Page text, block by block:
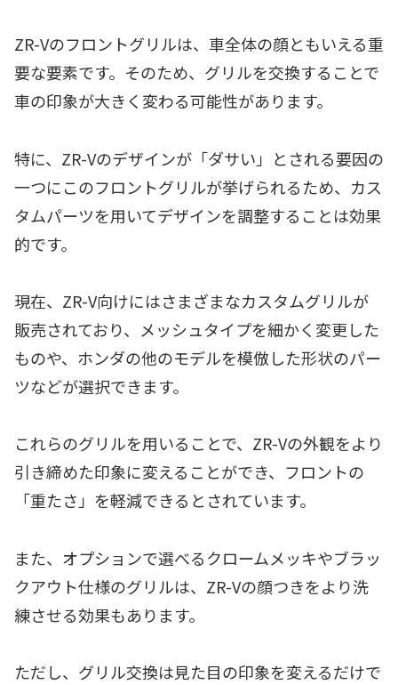
ZR-Vのフロントグリルは、車全体の顔ともいえる重
要な要素です。そのため、グリルを交換することで
車の印象が大きく変わる可能性があります。
特に、ZR-Vのデザインが「ダサい」とされる要因の
一つにこのフロントグリルが挙げられるため、カス
タムパーツを用いてデザインを調整することは効果
的です。
現在、ZR-V向けにはさまざまなカスタムグリルが
販売されており、メッシュタイプを細かく変更した
ものや、ホンダの他のモデルを模倣した形状のパー
ツなどが選択できます。
これらのグリルを用いることで、ZR-Vの外観をより
引き締めた印象に変えることができ、フロントの
「重たさ」を軽減できるとされています。
また、オプションで選べるクロームメッキやブラッ
クアウト仕様のグリルは、ZR-Vの顔つきをより洗
練させる効果もあります。
ただし、グリル交換は見た目の印象を変えるだけで